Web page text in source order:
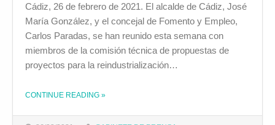
Cádiz, 26 de febrero de 2021. El alcalde de Cádiz, José
María González, y el concejal de Fomento y Empleo,
Carlos Paradas, se han reunido esta semana con
miembros de la comisión técnica de propuestas de
proyectos para la reindustrialización…
CONTINUE READING THE "EL ALCALDE RECIBE PROPUESTAS DE IDEAS DE LA SOCIEDAD CIVIL PARA DESARROLLAR CON LOS FONDOS EUROPEOS NEXT GENERATION"
»